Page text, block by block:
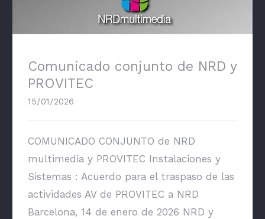
Comunicado conjunto de NRD y
PROVITEC
15/01/2026
COMUNICADO CONJUNTO de NRD
multimedia y PROVITEC Instalaciones y
Sistemas : Acuerdo para el traspaso de las
actividades AV de PROVITEC a NRD
Barcelona, 14 de enero de 2026 NRD y